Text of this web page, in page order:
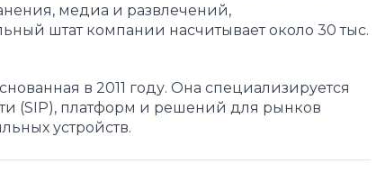
медиа и развлечений,
штат компании насчитывает около 30 тыс.
в 2011 году. Она специализируется
(SIP), платформ и решений для рынков
устройств.